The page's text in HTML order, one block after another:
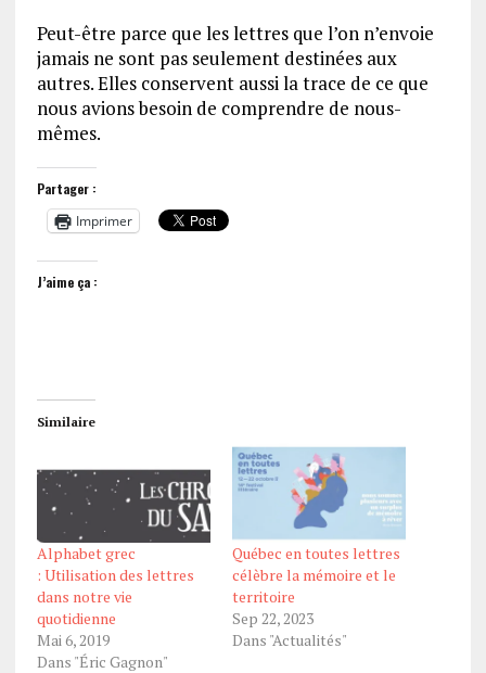
Peut-être parce que les lettres que l’on n’envoie
jamais ne sont pas seulement destinées aux
autres. Elles conservent aussi la trace de ce que
nous avions besoin de comprendre de nous-
mêmes.
Partager :
Imprimer
J’aime ça :
Similaire
Alphabet grec
: Utilisation des lettres
dans notre vie
quotidienne
Mai 6, 2019
Dans "Éric Gagnon"
Québec en toutes lettres
célèbre la mémoire et le
territoire
Sep 22, 2023
Dans "Actualités"